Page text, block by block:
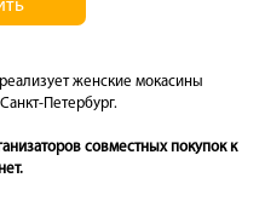
женские мокасины
Петербург.
совместных покупок к